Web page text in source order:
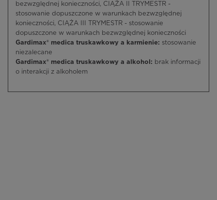
bezwzględnej konieczności, CIĄŻA II TRYMESTR -
stosowanie dopuszczone w warunkach bezwzględnej
konieczności, CIĄŻA III TRYMESTR - stosowanie
dopuszczone w warunkach bezwzględnej konieczności
Gardimax® medica truskawkowy a karmienie: stosowanie
niezalecane
Gardimax® medica truskawkowy a alkohol: brak informacji
o interakcji z alkoholem